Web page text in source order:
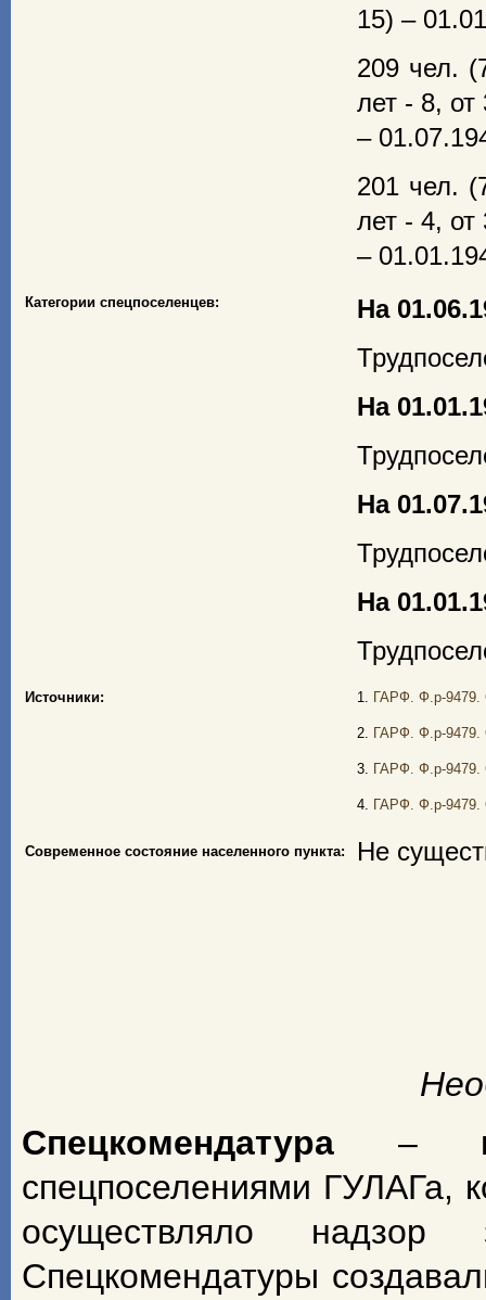
15) –
209 чел.
лет - 8,
–
201 чел.
лет - 4,
–
Категории спецпоселенцев:
На
На
На
На
Источники: 1. ГАРФ. Ф.р-9479.
2. ГАРФ. Ф.р-9479.
3. ГАРФ. Ф.р-9479.
4. ГАРФ. Ф.р-9479.
Современное состояние населенного пункта: Не
Спецкомендатура –
спецпоселениями ГУЛАГа,
осуществляло надзор
Спецкомендатуры